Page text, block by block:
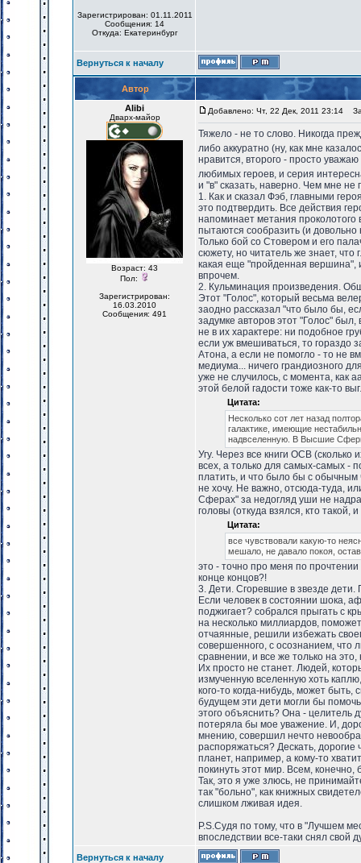
Зарегистрирован: 01.11.2011
Сообщения: 14
Откуда: Екатеринбург
Вернуться к началу
Автор
Alibi
Дварх-майор
Возраст: 43
Пол:
Зарегистрирован:
16.03.2010
Сообщения: 491
Добавлено: Чт, 22 Дек, 2011 23:14
Тяжело - не то слово. Никогда
либо аккуратно (ну, как мне
нравится, второго - просто
любимых героев, и серия
и "в" сказать, наверно. Чем мне не
1. Как и сказал Фэб, главными
это подтвердить. Все действия
напоминает метания проколотого
пытаются сообразить (и довольно
Только бой со Стовером и его
сюжету, но читатель же знает, что
какая еще "пройденная вершина",
впрочем.
2. Кульминация произведения.
Этот "Голос", который весьма
заодно рассказал "что было бы,
задумке авторов этот "Голос"
не в их характере: ни подобное
если уж вмешиваться, то гораздо
Атона, а если не помогло - то не
медиума... ничего грандиозного
уже не случилось, с момента, как
этой белой гадости тоже как-то
Цитата:
Несколько сот лет назад
галактике, имеющие
надвселенную. В Высшие
Угу. Через все книги ОСВ (сколько
всех, а только для самых-самых -
платить, и что было бы с обычным
не хочу. Не важно, отсюда-туда,
Сферах" за недогляд уши не
головы (откуда взялся, кто такой,
Цитата:
все чувствовали какую-то
мешало, не давало покоя,
это - точно про меня по
конце концов?!
3. Дети. Сгоревшие в звезде дети.
Если человек в состоянии шока,
поджигает? собрался прыгать с
на несколько миллиардов,
отчаянные, решили избежать
совершенного, с осознанием, что
сравнении, и все же только на
Их просто не станет. Людей,
измученную вселенную хоть
кого-то когда-нибудь, может быть,
будущем эти дети могли бы
этого объяснить? Она - целитель
потеряла бы мое уважение. И,
мнению, совершил нечто
распоряжаться? Дескать, дорогие
планет, например, а кому-то
покинуть этот мир. Всем, конечно,
Так, это я уже злюсь, не
так "больно", как книжных
слишком лживая идея.
P.S.Судя по тому, что в "Лучшем
впоследствии все-таки снял свой
Вернуться к началу